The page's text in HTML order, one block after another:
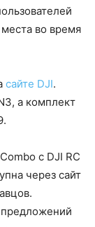
во время
сайте DJI.
а комплект
с DJI RC
через сайт